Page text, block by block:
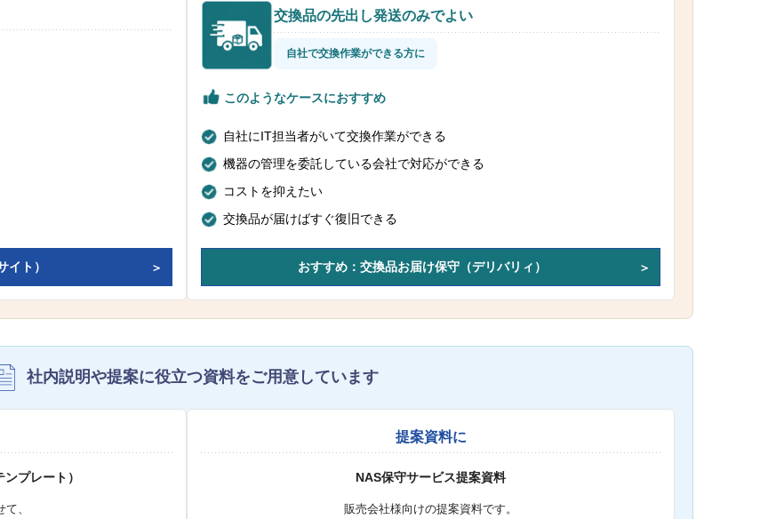
イト）
交換品の先出し発送のみでよい
自社で交換作業ができる方に
このようなケースにおすすめ
自社にIT担当者がいて交換作業ができる
機器の管理を委託している会社で対応ができる
コストを抑えたい
交換品が届けばすぐ復旧できる
おすすめ：交換品お届け保守（デリバリィ）
社内説明や提案に役立つ資料をご用意しています
プレート）
、
提案資料に
NAS保守サービス提案資料
販売会社様向けの提案資料です。